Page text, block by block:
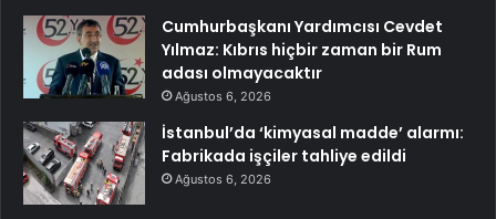
Cumhurbaşkanı Yardımcısı Cevdet
Yılmaz: Kıbrıs hiçbir zaman bir Rum
adası olmayacaktır
Ağustos 6, 2026
İstanbul’da ‘kimyasal madde’ alarmı:
Fabrikada işçiler tahliye edildi
Ağustos 6, 2026